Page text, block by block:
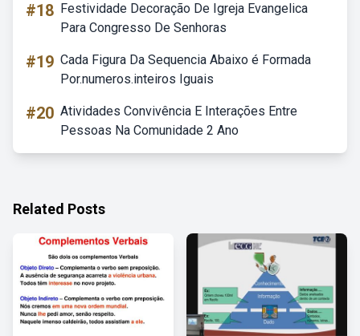
#18 Festividade Decoração De Igreja Evangelica
Para Congresso De Senhoras
#19 Cada Figura Da Sequencia Abaixo é Formada
Por.numeros.inteiros Iguais
#20 Atividades Convivência E Interações Entre
Pessoas Na Comunidade 2 Ano
Related Posts